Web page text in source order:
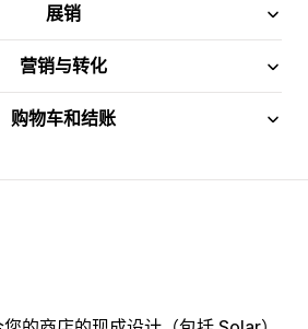
展销
营销与转化
购物车和结账